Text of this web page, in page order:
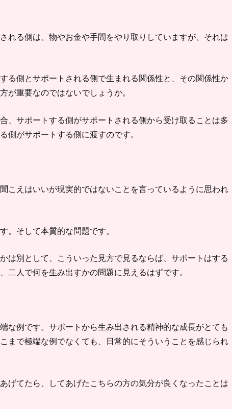
れる側は、物やお金や手間をやり取りしていますが、それは
る側とサポートされる側で生まれる関係性と、その関係性か
が重要なのではないでしょうか。
、サポートする側がサポートされる側から受け取ることは多
側がサポートする側に渡すのです。
こえはいいが現実的ではないことを言っているように思われ
。そして本質的な問題です。
は別として、こういった見方で見るならば、サポートはする
二人で何を生み出すかの問題に見えるはずです。
な例です。サポートから生み出される精神的な成長がとても
まで極端な例でなくても、日常的にそういうことを感じられ
げてたら、してあげたこちらの方の気分が良くなったことは